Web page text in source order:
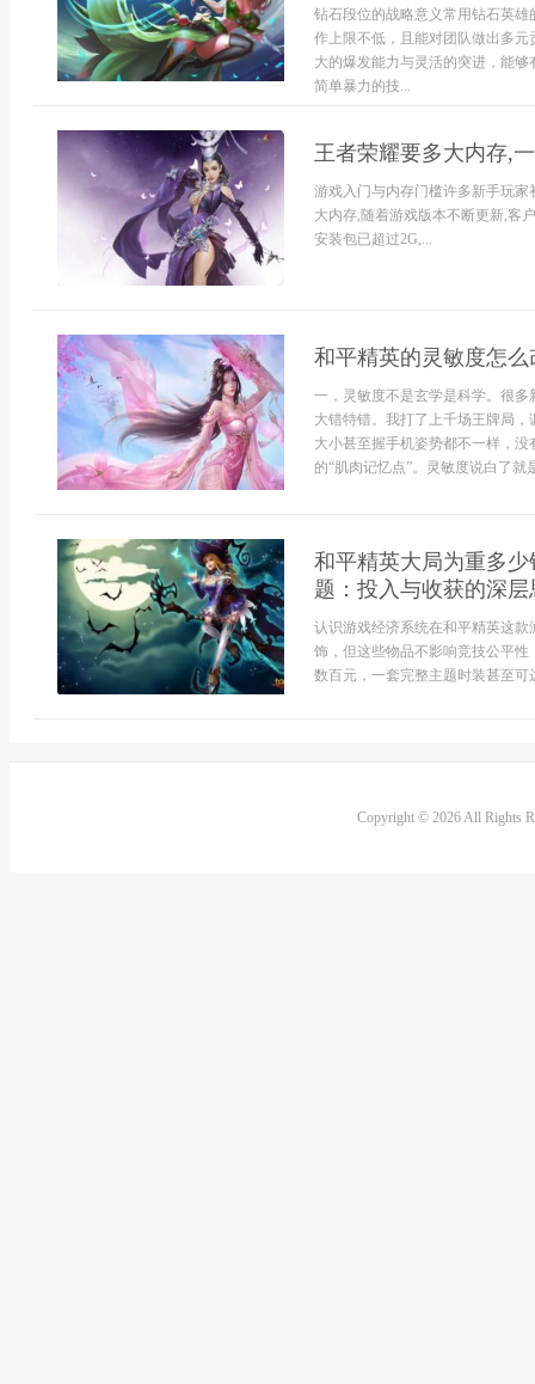
钻石段位的战略意义常用钻石英
作上限不低，且能对团队做出多
大的爆发能力与灵活的突进，能
简单暴力的技...
王者荣耀要多大内存,
游戏入门与内存门槛许多新手玩
大内存,随着游戏版本不断更新,客
安装包已超过2G,...
和平精英的灵敏度怎
一，灵敏度不是玄学是科学。很
大错特错。我打了上千场王牌局
大小甚至握手机姿势都不一样，
的“肌肉记忆点”。灵敏度说白了
和平精英大局为重多
题：投入与收获的深层
认识游戏经济系统在和平精英这
饰，但这些物品不影响竞技公平
数百元，一套完整主题时装甚至可
Copyright © 2026 All Rights